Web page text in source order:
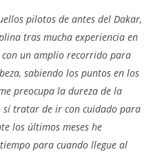
pilotos de antes del Dakar,
tras mucha experiencia en
un amplio recorrido para
sabiendo los puntos en los
preocupa la dureza de la
sí tratar de ir con cuidado para
los últimos meses he
para cuando llegue al